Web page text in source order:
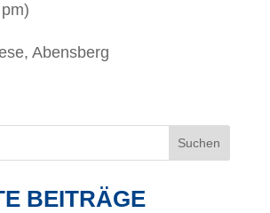
Abensberg
BEITRÄGE